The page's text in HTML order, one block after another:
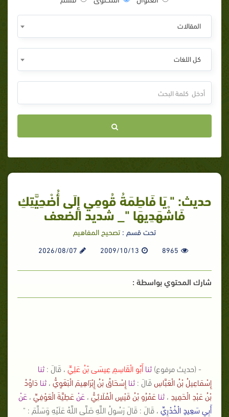
المقالات
كل اللغات
حديث: " يَا فَاطِمَةُ قُومِي إِلَى أُضْحِيَّتِكِ
فَاشْهَدِيهَا "_ شديد الضعف
تحت قسم : تصحيح المفاهيم
8965
2009/10/13
2026/08/07
شارك المحتوي بواسطة :
- (حديث مرفوع) ثنا أَبُو الْقَاسِمِ عِيسَى بْنُ عَلِيٍّ ، قَالَ : ثنا
إِسْمَاعِيلُ بْنُ الْعَبَّاسِ قَالَ : ثنا إِسْحَاقُ بْنُ إِبْرَاهِيمَ الْبَغَوِيُّ ، ثنا دَاوُدُ
بْنُ عَبْدِ الْحَمِيدِ ، ثنا عَمْرُو بْنُ قَيْسٍ الْمُلَائِيُّ ، عَنْ عَطِيَّةَ الْعَوْفِيِّ ، عَنْ
أَبِي سَعِيدٍ الْخُدْرِيِّ ، قَالَ : قَالَ رَسُولُ اللَّهِ صَلَّى اللَّهُ عَلَيْهِ وَسَلَّمَ : "